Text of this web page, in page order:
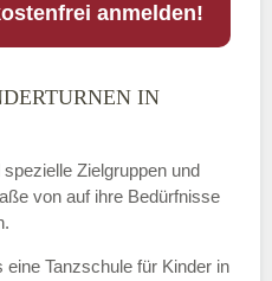
anmelden!
IN
Zielgruppen und
von auf ihre Bedürfnisse
eine Tanzschule für Kinder in